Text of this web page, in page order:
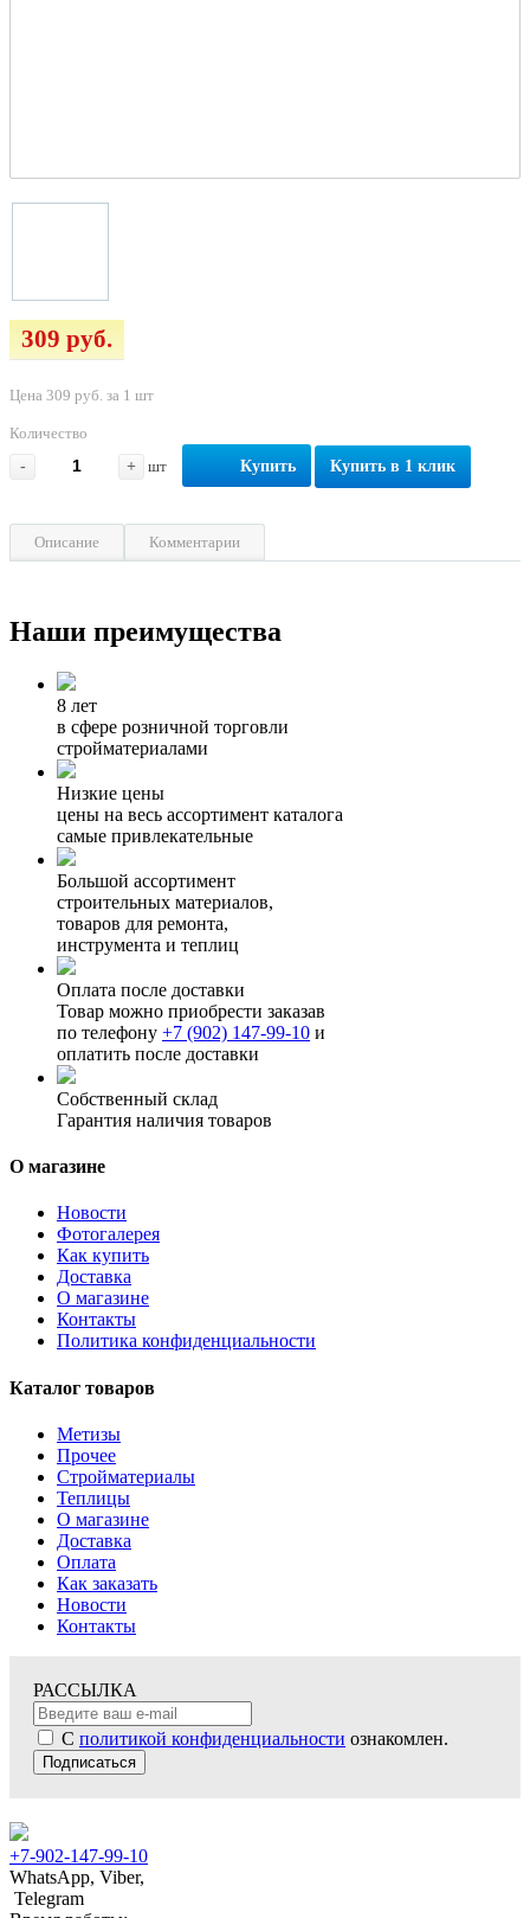
309 руб.
Цена 309 руб. за 1 шт
Количество
-
+ шт Купить Купить в 1 клик
Описание Комментарии
Наши преимущества
8 лет
в сфере розничной торговли
стройматериалами
Низкие цены
цены на весь ассортимент каталога
самые привлекательные
Большой ассортимент
строительных материалов,
товаров для ремонта,
инструмента и теплиц
Оплата после доставки
Товар можно приобрести заказав
по телефону +7 (902) 147-99-10 и
оплатить после доставки
Собственный склад
Гарантия наличия товаров
О магазине
Новости
Фотогалерея
Как купить
Доставка
О магазине
Контакты
Политика конфиденциальности
Каталог товаров
Метизы
Прочее
Стройматериалы
Теплицы
О магазине
Доставка
Оплата
Как заказать
Новости
Контакты
РАССЫЛКА
С политикой конфиденциальности ознакомлен.
Подписаться
+7-902-147-99-10
WhatsApp, Viber,
Telegram